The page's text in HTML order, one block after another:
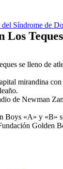
del Síndrome de
Los
se lleno de
mirandina
de Newman
«A» y «B»
Golden